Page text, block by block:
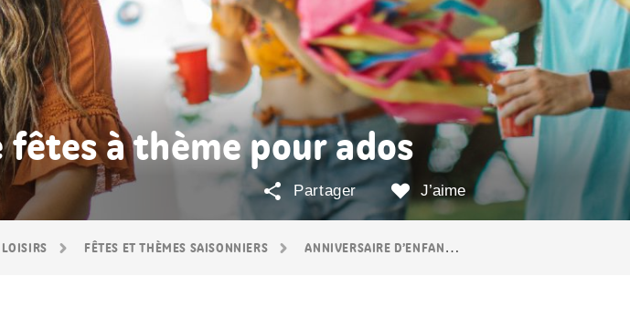
FÊTES ET THÈMES SAISONNIERS ANNIVERSAIRE D’ENFANT
à thème pour ados
J’aime
Partager